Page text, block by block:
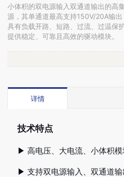
小体积的双电源输入双通道输出的高
源，其单通道最高支持150V/20A输出
具有负载开路、短路、过流、过温保
提供稳定、可靠且高效的驱动模块。
详情
技术特点
▶ 高电压、大电流、小体积模
▶ 支持双电源输入、双通道